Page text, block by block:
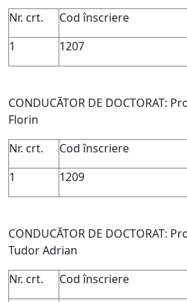
Nr. crt.
Cod înscriere
1
1207
CONDUCĂTOR DE DOCTORAT:
Florin
Nr. crt.
Cod înscriere
1
1209
CONDUCĂTOR DE DOCTORAT:
Tudor Adrian
Nr. crt.
Cod înscriere